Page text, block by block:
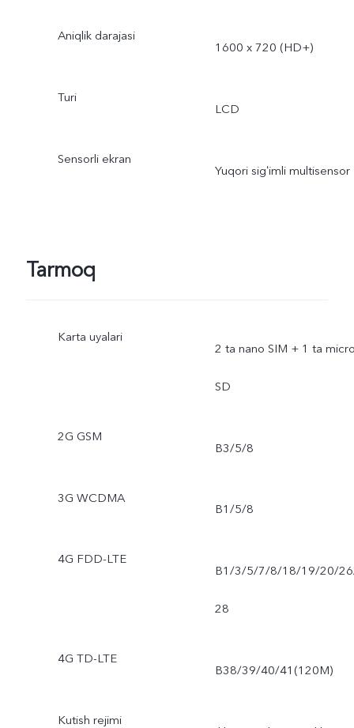
Aniqlik darajasi
1600 x 720 (HD+)
Turi
LCD
Sensorli ekran
Yuqori sigʻimli multisensor
Tarmoq
Karta uyalari
2 ta nano SIM + 1 ta
SD
2G GSM
B3/5/8
3G WCDMA
B1/5/8
4G FDD-LTE
B1/3/5/7/8/18/19/20/
28
4G TD-LTE
B38/39/40/41(120M)
Kutish rejimi